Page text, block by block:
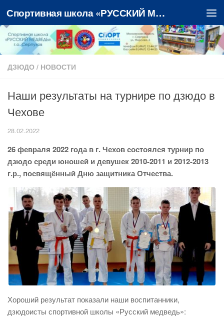
Перейти к содержимому Спортивная школа «РУССКИЙ МЕДВЕДЬ»
ДЗЮДО / НОВОСТИ
Наши результаты на турнире по дзюдо в
Чехове
28.02.2022
26 февраля 2022 года в г. Чехов состоялся турнир по
дзюдо среди юношей и девушек 2010-2011 и 2012-2013
г.р., посвящённый Дню защитника Отчества.
Хороший результат показали наши воспитанники,
дзюдоисты спортивной школы «Русский медведь»: